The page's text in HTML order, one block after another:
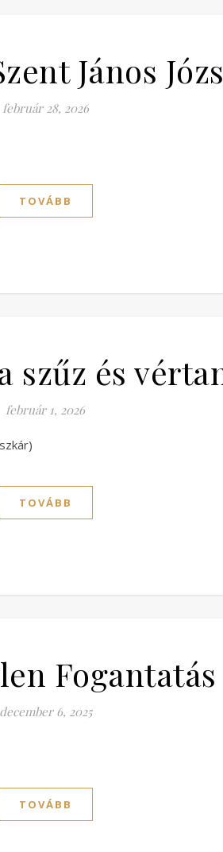
János
február 28, 2026
TOVÁBB
szűz és
február 1, 2026
TOVÁBB
Fogantatás
december 6, 2025
TOVÁBB